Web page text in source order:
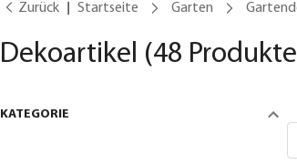
Zurück Startseite Garten
Dekoartikel (48
KATEGORIE